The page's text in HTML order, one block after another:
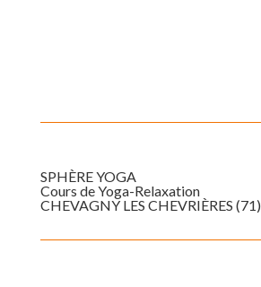
SPHÈRE YOGA
Cours de Yoga-Relaxation
CHEVAGNY LES CHEVRIÈRES (71)